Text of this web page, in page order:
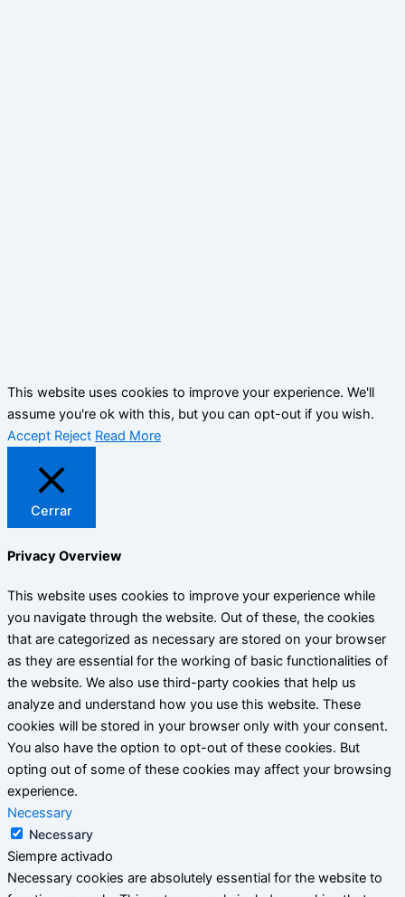
This website uses cookies to improve your experience. We'll
assume you're ok with this, but you can opt-out if you wish.
Accept Reject Read More
Cerrar
Privacy Overview
This website uses cookies to improve your experience while
you navigate through the website. Out of these, the cookies
that are categorized as necessary are stored on your browser
as they are essential for the working of basic functionalities of
the website. We also use third-party cookies that help us
analyze and understand how you use this website. These
cookies will be stored in your browser only with your consent.
You also have the option to opt-out of these cookies. But
opting out of some of these cookies may affect your browsing
experience.
Necessary
Necessary
Siempre activado
Necessary cookies are absolutely essential for the website to